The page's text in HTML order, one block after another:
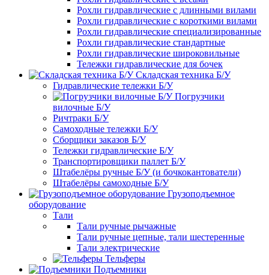
Рохли гидравлические с длинными вилами
Рохли гидравлические с короткими вилами
Рохли гидравлические специализированные
Рохли гидравлические стандартные
Рохли гидравлические широковильные
Тележки гидравлические для бочек
Складская техника Б/У
Гидравлические тележки Б/У
Погрузчики
вилочные Б/У
Ричтраки Б/У
Самоходные тележки Б/У
Сборщики заказов Б/У
Тележки гидравлические Б/У
Транспортировщики паллет Б/У
Штабелёры ручные Б/У (и бочкокантователи)
Штабелёры самоходные Б/У
Грузоподъемное
оборудование
Тали
Тали ручные рычажные
Тали ручные цепные, тали шестеренные
Тали электрические
Тельферы
Подъемники